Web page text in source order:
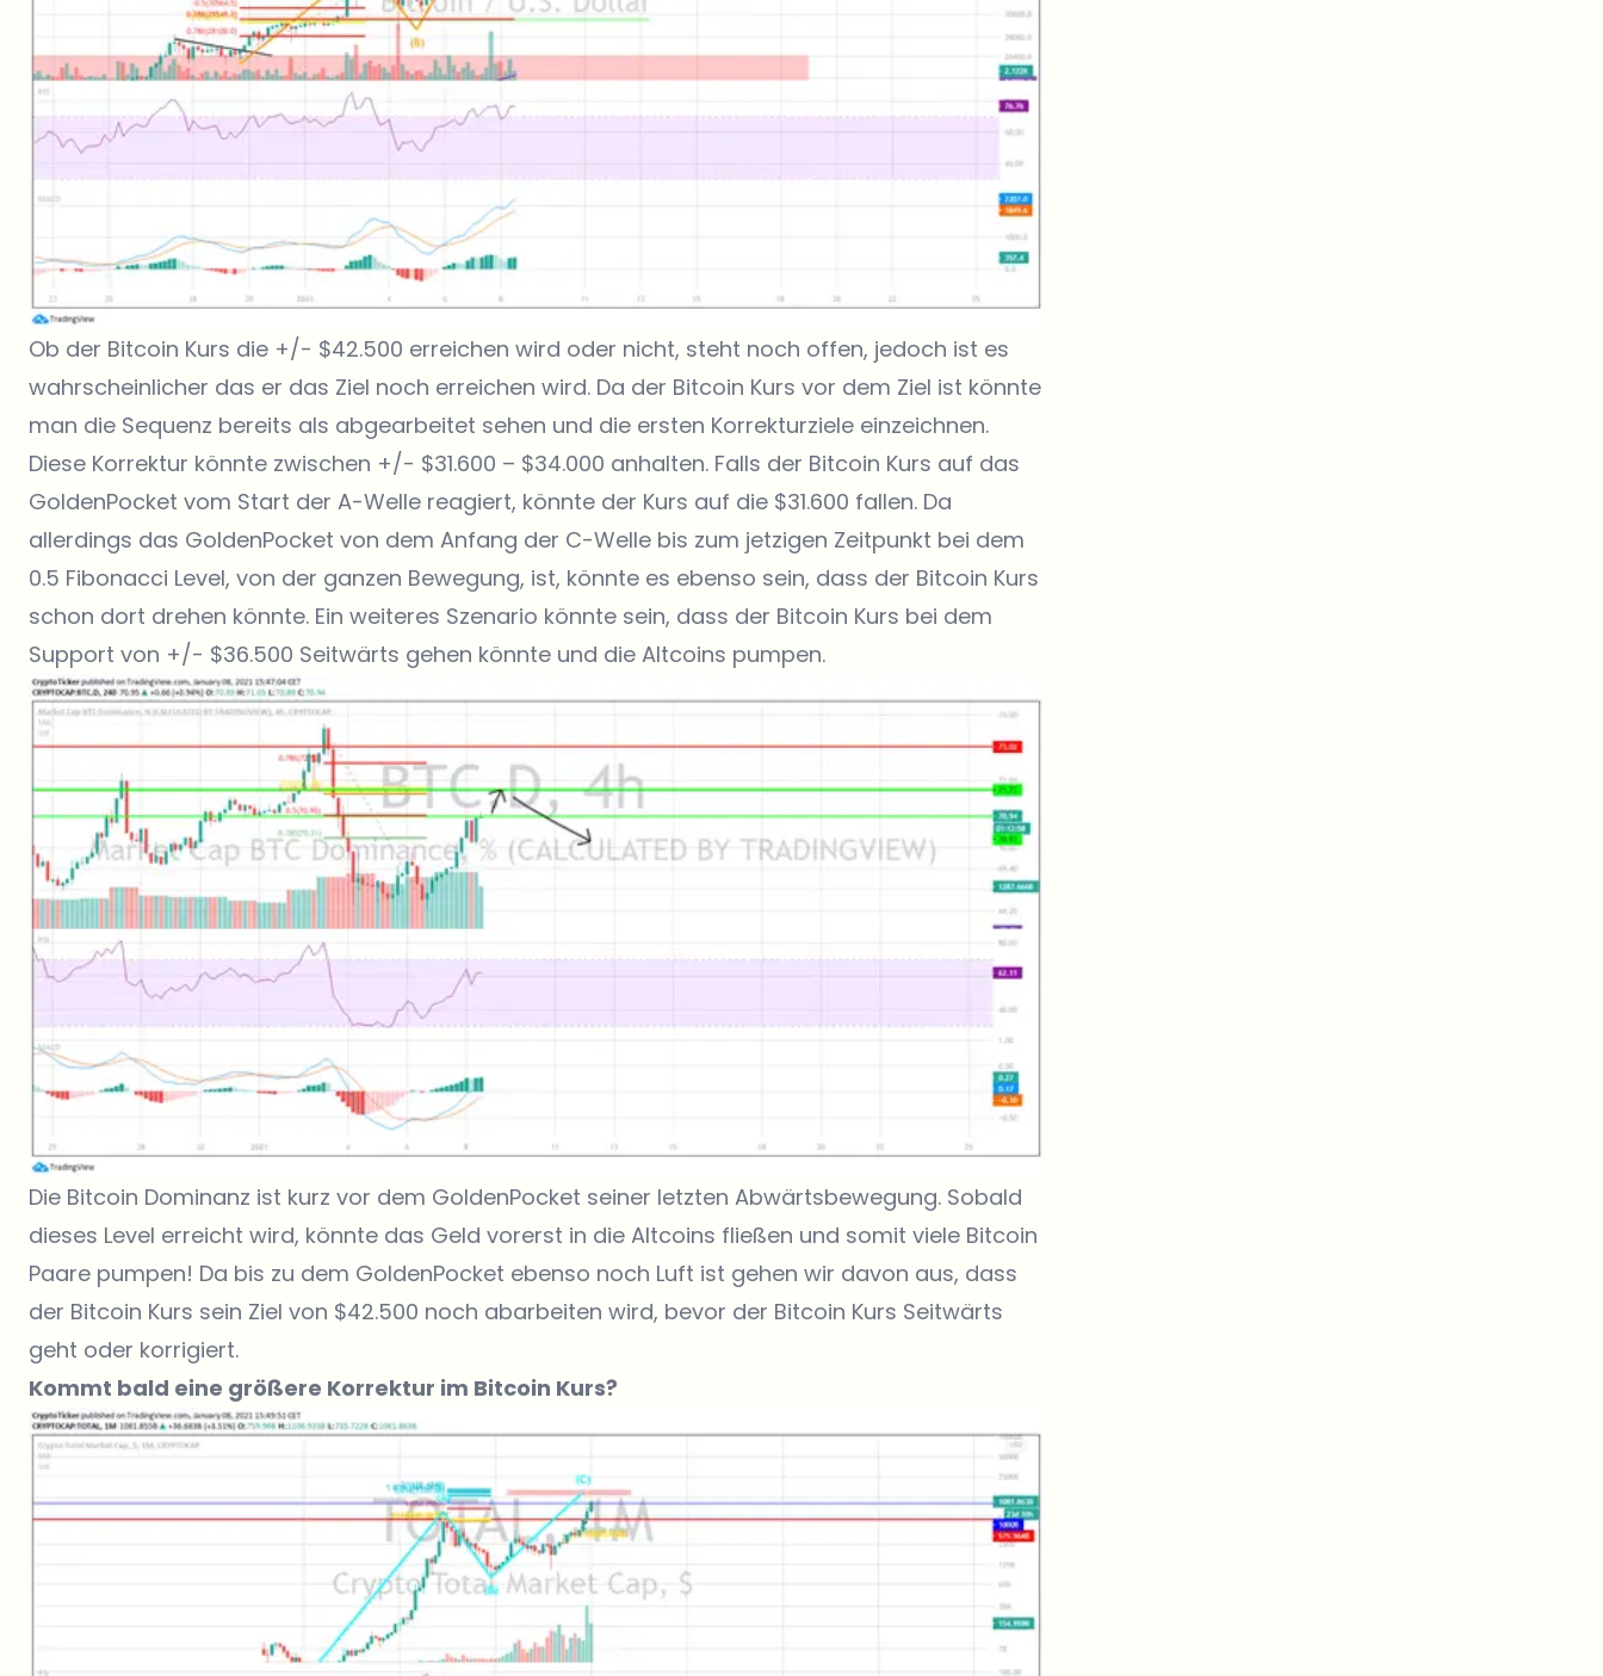
Ob der Bitcoin Kurs die +/- $42.500 erreichen wird oder nicht, steht noch offen, jedoch ist es
wahrscheinlicher das er das Ziel noch erreichen wird. Da der Bitcoin Kurs vor dem Ziel ist könnte
man die Sequenz bereits als abgearbeitet sehen und die ersten Korrekturziele einzeichnen.
Diese Korrektur könnte zwischen +/- $31.600 – $34.000 anhalten. Falls der Bitcoin Kurs auf das
GoldenPocket vom Start der A-Welle reagiert, könnte der Kurs auf die $31.600 fallen. Da
allerdings das GoldenPocket von dem Anfang der C-Welle bis zum jetzigen Zeitpunkt bei dem
0.5 Fibonacci Level, von der ganzen Bewegung, ist, könnte es ebenso sein, dass der Bitcoin Kurs
schon dort drehen könnte. Ein weiteres Szenario könnte sein, dass der Bitcoin Kurs bei dem
Support von +/- $36.500 Seitwärts gehen könnte und die Altcoins pumpen.
Die Bitcoin Dominanz ist kurz vor dem GoldenPocket seiner letzten Abwärtsbewegung. Sobald
dieses Level erreicht wird, könnte das Geld vorerst in die Altcoins fließen und somit viele Bitcoin
Paare pumpen! Da bis zu dem GoldenPocket ebenso noch Luft ist gehen wir davon aus, dass
der Bitcoin Kurs sein Ziel von $42.500 noch abarbeiten wird, bevor der Bitcoin Kurs Seitwärts
geht oder korrigiert.
Kommt bald eine größere Korrektur im Bitcoin Kurs?